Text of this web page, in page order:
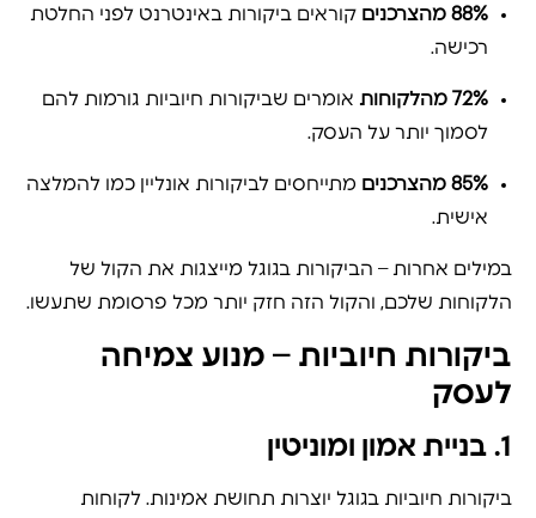
88% מהצרכנים
קוראים ביקורות באינטרנט לפני החלטת
רכישה.
72% מהלקוחות
אומרים שביקורות חיוביות גורמות להם
לסמוך יותר על העסק.
85% מהצרכנים
מתייחסים לביקורות אונליין כמו להמלצה
אישית.
במילים אחרות – הביקורות בגוגל מייצגות את הקול של
הלקוחות שלכם, והקול הזה חזק יותר מכל פרסומת שתעשו.
ביקורות חיוביות – מנוע צמיחה
לעסק
1. בניית אמון ומוניטין
ביקורות חיוביות בגוגל יוצרות תחושת אמינות. לקוחות